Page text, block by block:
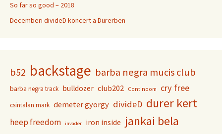
So far so good – 2018
Decemberi divideD koncert a Dürerben
b52 backstage barba negra mucis club
barba negra track bulldozer club202 Continoom cry free
csintalan mark demeter gyorgy divideD durer kert
heep freedom invader iron inside jankai bela